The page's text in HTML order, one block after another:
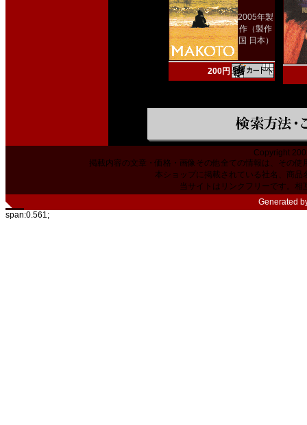
2005年製
作（製作
国 日本）
200円
Copyright
掲載内容の文章・価格・画像その他全ての情報は、その
本ショップに掲載されている社名、商
当サイトはリンクフリーです。相
Generated
span:0.561;